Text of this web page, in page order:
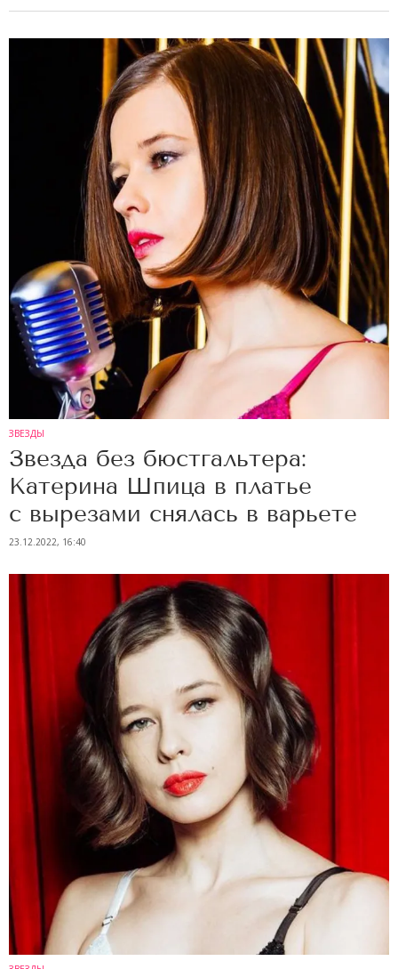
ЗВЕЗДЫ
Звезда без бюстгальтера:
Катерина Шпица в платье
с вырезами снялась в варьете
23.12.2022, 16:40